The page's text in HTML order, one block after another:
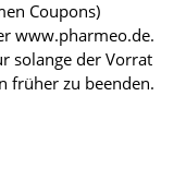
Coupons)
www.pharmeo.de.
solange der Vorrat
früher zu beenden.